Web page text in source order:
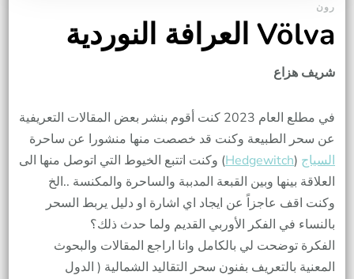
رون
Völva العرافة النوردية
شريف هزاع
في مطلع العام 2023 كنت أقوم بنشر بعض المقالات التعريفية
عن سحر الطبيعة وكنت قد خصصت منها منشورا عن ساحرة
السياج (
Hedgewitch) وكنت اتتبع الخيوط التي اتوصل منها الى
العلاقة بينها وبين القبعة المدببة والساحرة والمكنسة ..الخ
وكنت اقف عاجزاً عن ايجاد اي اشارة او دليل يربط السحر
بالنساء في الفكر الأوربي القديم ولما حدث ذلك؟
الفكرة توضحت لي بالكامل وانا اراجع المقالات والبحوث
المعنية بالتعريف بفنون سحر التقاليد الشمالية ( الدول